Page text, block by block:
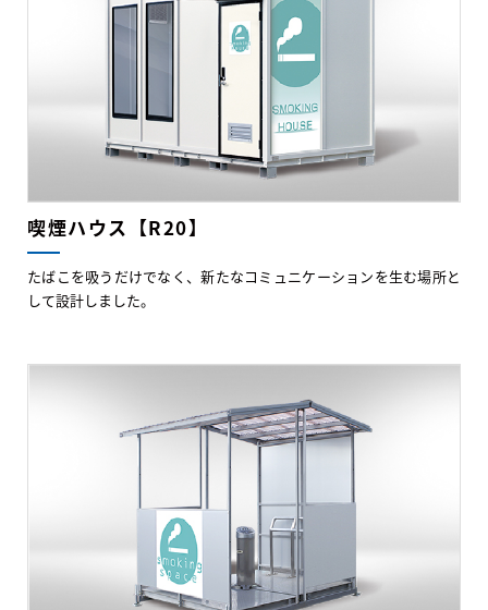
喫煙ハウス【R20】
たばこを吸うだけでなく、新たなコミュニケーションを生む場所と
して設計しました。